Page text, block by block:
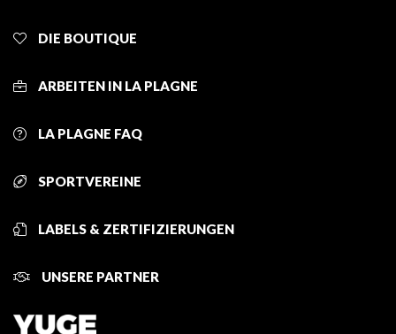
DIE BOUTIQUE
ARBEITEN IN LA PLAGNE
LA PLAGNE FAQ
SPORTVEREINE
LABELS & ZERTIFIZIERUNGEN
UNSERE PARTNER